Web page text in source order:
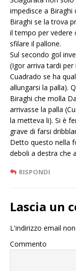
impedisce a Biraghi
Biraghi se la trova
il tempo per vedere
sfilare il pallone.
Sul secondo gol
(Igor arriva tardi
Cuadrado se ha
allungarsi la palla).
Biraghi che molla
arrivasse la palla
la metteva li). Si è
grave di farsi
Detto questo nella
deboli a destra che
RISPONDI
Lascia un
L'indirizzo email
Commento